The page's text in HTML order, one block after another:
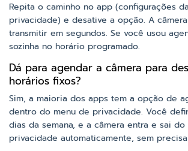
Repita o caminho no app (configurações
privacidade) e desative a opção. A
transmitir em segundos. Se você usou
sozinha no horário programado.
Dá para agendar a câmera para
horários fixos?
Sim, a maioria dos apps tem a opção de
dentro do menu de privacidade. Você
dias da semana, e a câmera entra e sai
privacidade automaticamente, sem